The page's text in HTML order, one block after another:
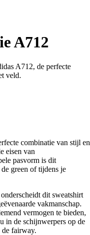
A712
A712, de perfecte
veld.
combinatie van stijl en
eisen van
pasvorm is dit
green of tijdens je
dit sweatshirt
vakmanschap.
vermogen te bieden,
in de schijnwerpers op de
de fairway.